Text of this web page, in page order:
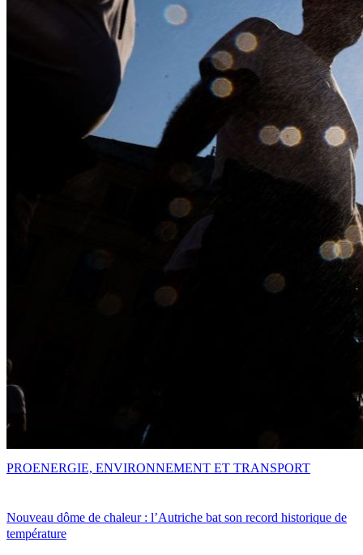
Nouveau dôme de chaleur : l’Autriche bat son record historique de
température
PROENERGIE, ENVIRONNEMENT ET TRANSPORT